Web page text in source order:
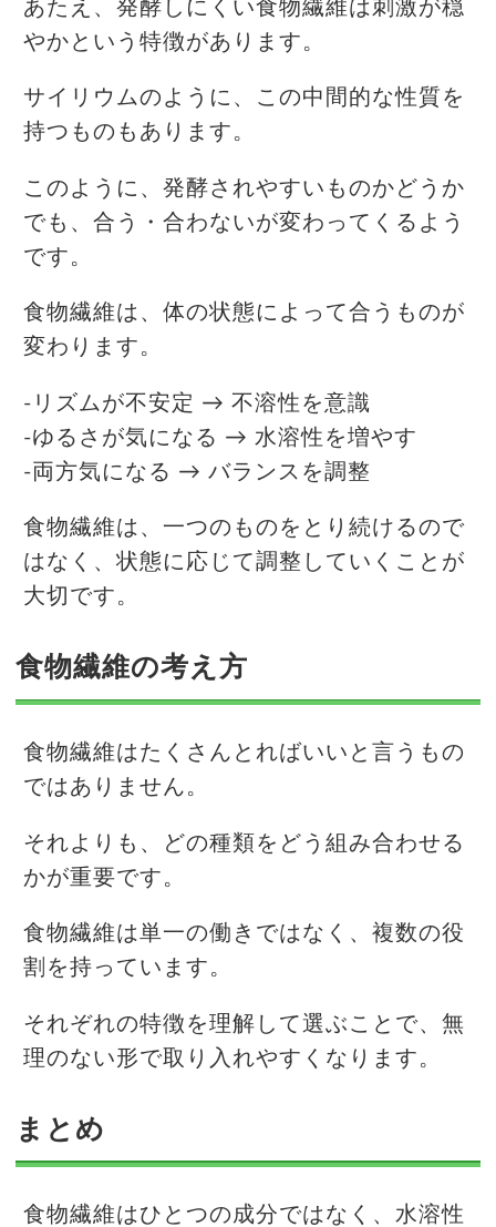
あたえ、発酵しにくい食物繊維は刺激が穏
やかという特徴があります。
サイリウムのように、この中間的な性質を
持つものもあります。
このように、発酵されやすいものかどうか
でも、合う・合わないが変わってくるよう
です。
食物繊維は、体の状態によって合うものが
変わります。
-リズムが不安定 → 不溶性を意識
-ゆるさが気になる → 水溶性を増やす
-両方気になる → バランスを調整
食物繊維は、一つのものをとり続けるので
はなく、状態に応じて調整していくことが
大切です。
食物繊維の考え方
食物繊維はたくさんとればいいと言うもの
ではありません。
それよりも、どの種類をどう組み合わせる
かが重要です。
食物繊維は単一の働きではなく、複数の役
割を持っています。
それぞれの特徴を理解して選ぶことで、無
理のない形で取り入れやすくなります。
まとめ
食物繊維はひとつの成分ではなく、水溶性